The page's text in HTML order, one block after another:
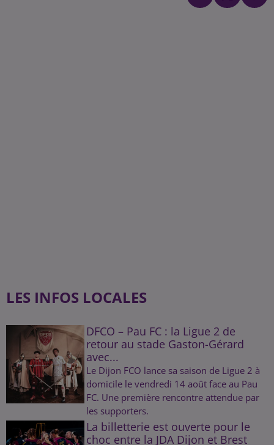
LES INFOS LOCALES
DFCO – Pau FC : la Ligue 2 de
retour au stade Gaston-Gérard
avec...
Le Dijon FCO lance sa saison de Ligue 2 à
domicile le vendredi 14 août face au Pau
FC. Une première rencontre attendue par
les supporters.
La billetterie est ouverte pour le
choc entre la JDA Dijon et Brest